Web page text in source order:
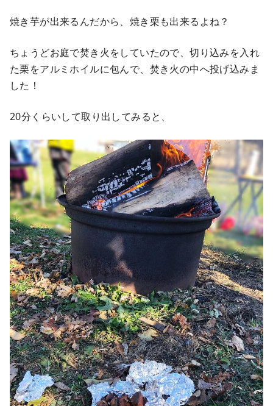
焼き芋が出来るんだから、焼き栗も出来るよね？
ちょうどお庭で焚き火をしていたので、切り込みを入れ
た栗をアルミホイルに包んで、焚き火の中へ投げ込みま
した！
20分くらいして取り出してみると、